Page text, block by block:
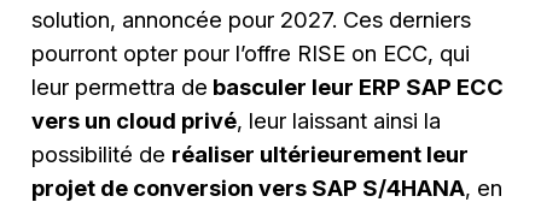
solution, annoncée pour 2027. Ces derniers
pourront opter pour l’offre RISE on ECC, qui
leur permettra de basculer leur ERP SAP ECC
vers un cloud privé, leur laissant ainsi la
possibilité de réaliser ultérieurement leur
projet de conversion vers SAP S/4HANA, en